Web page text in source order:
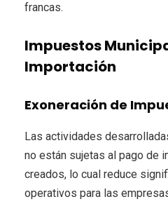
francas.
Impuestos
Importación
Exoneración de
Las actividades
no están sujetas al pago de
creados, lo cual reduce
operativos para las